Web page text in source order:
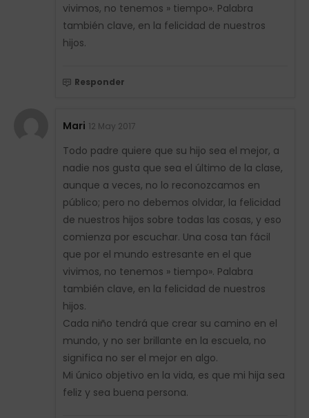
vivimos, no tenemos » tiempo». Palabra
también clave, en la felicidad de nuestros
hijos.
Responder
Mari 12 May 2017
Todo padre quiere que su hijo sea el mejor, a
nadie nos gusta que sea el último de la clase,
aunque a veces, no lo reconozcamos en
público; pero no debemos olvidar, la felicidad
de nuestros hijos sobre todas las cosas, y eso
comienza por escuchar. Una cosa tan fácil
que por el mundo estresante en el que
vivimos, no tenemos » tiempo». Palabra
también clave, en la felicidad de nuestros
hijos.
Cada niño tendrá que crear su camino en el
mundo, y no ser brillante en la escuela, no
significa no ser el mejor en algo.
Mi único objetivo en la vida, es que mi hija sea
feliz y sea buena persona.